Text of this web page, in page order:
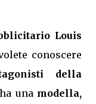
Louis
conoscere
della
una modella,